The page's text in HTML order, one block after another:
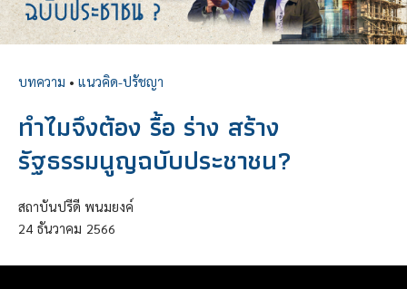
บทความ • แนวคิด-ปรัชญา
ทำไมจึงต้อง รื้อ ร่าง สร้าง
รัฐธรรมนูญฉบับประชาชน?
สถาบันปรีดี พนมยงค์
24 ธันวาคม 2566